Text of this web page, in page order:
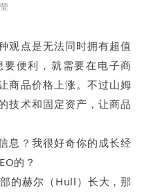
观点是无法同时拥有超值
便利，就需要在电子商
商品价格上涨。不过山姆
技术和固定资产，让商品
息？我很好奇你的成长经
的？
的赫尔（Hull）长大，那